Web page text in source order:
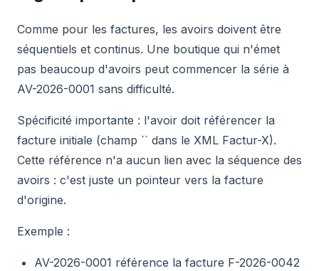
Comme pour les factures, les avoirs doivent être
séquentiels et continus. Une boutique qui n'émet
pas beaucoup d'avoirs peut commencer la série à
AV-2026-0001 sans difficulté.
Spécificité importante : l'avoir doit référencer la
facture initiale (champ `` dans le XML Factur-X).
Cette référence n'a aucun lien avec la séquence des
avoirs : c'est juste un pointeur vers la facture
d'origine.
Exemple :
AV-2026-0001 référence la facture F-2026-0042